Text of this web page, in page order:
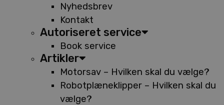
Nyhedsbrev
Kontakt
Autoriseret service
Book service
Artikler
Motorsav – Hvilken skal du vælge?
Robotplæneklipper – Hvilken skal du
vælge?